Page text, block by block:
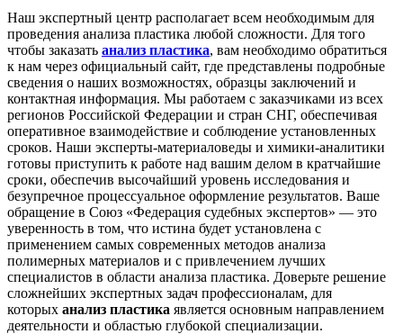
Наш экспертный центр располагает всем необходимым для
проведения анализа пластика любой сложности. Для того
чтобы заказать анализ пластика, вам необходимо обратиться
к нам через официальный сайт, где представлены подробные
сведения о наших возможностях, образцы заключений и
контактная информация. Мы работаем с заказчиками из всех
регионов Российской Федерации и стран СНГ, обеспечивая
оперативное взаимодействие и соблюдение установленных
сроков. Наши эксперты-материаловеды и химики-аналитики
готовы приступить к работе над вашим делом в кратчайшие
сроки, обеспечив высочайший уровень исследования и
безупречное процессуальное оформление результатов. Ваше
обращение в Союз «Федерация судебных экспертов» — это
уверенность в том, что истина будет установлена с
применением самых современных методов анализа
полимерных материалов и с привлечением лучших
специалистов в области анализа пластика. Доверьте решение
сложнейших экспертных задач профессионалам, для
которых анализ пластика является основным направлением
деятельности и областью глубокой специализации.